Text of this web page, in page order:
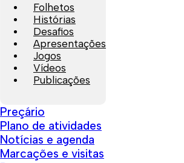
Folhetos
Histórias
Desafios
Apresentações
Jogos
Vídeos
Publicações
Preçário
Plano de atividades
Notícias e agenda
Marcações e visitas